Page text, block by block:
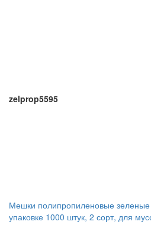
zelprop5595
Мешки полипропиленовые зеленые
упаковке 1000 штук, 2 сорт, для